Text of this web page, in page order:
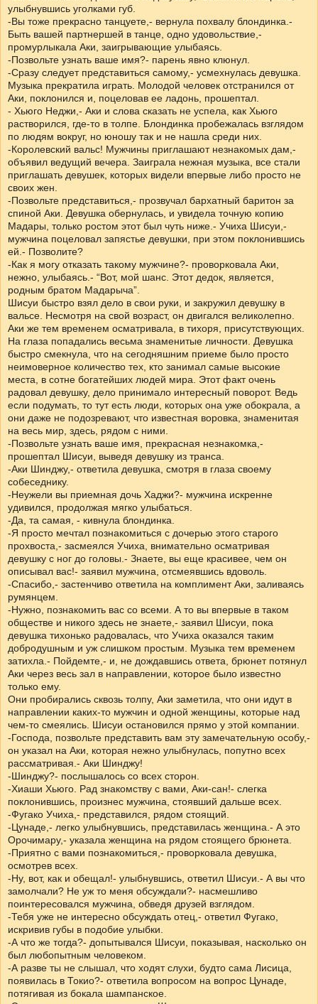
улыбнувшись уголками губ.
-Вы тоже прекрасно танцуете,- вернула похвалу блондинка.-
Быть вашей партнершей в танце, одно удовольствие,-
промурлыкала Аки, заигрывающие улыбаясь.
-Позвольте узнать ваше имя?- парень явно клюнул.
-Сразу следует представиться самому,- усмехнулась девушка.
Музыка прекратила играть. Молодой человек отстранился от
Аки, поклонился и, поцеловав ее ладонь, прошептал.
- Хьюго Неджи,- Аки и слова сказать не успела, как Хьюго
растворился, где-то в толпе. Блондинка пробежалась взглядом
по людям вокруг, но юношу так и не нашла среди них.
-Королевский вальс! Мужчины приглашают незнакомых дам,-
объявил ведущий вечера. Заиграла нежная музыка, все стали
приглашать девушек, которых видели впервые либо просто не
своих жен.
-Позвольте представиться,- прозвучал бархатный баритон за
спиной Аки. Девушка обернулась, и увидела точную копию
Мадары, только ростом этот был чуть ниже.- Учиха Шисуи,-
мужчина поцеловал запястье девушки, при этом поклонившись
ей.- Позволите?
-Как я могу отказать такому мужчине?- проворковала Аки,
нежно, улыбаясь.- “Вот, мой шанс. Этот дедок, является,
родным братом Мадарыча”.
Шисуи быстро взял дело в свои руки, и закружил девушку в
вальсе. Несмотря на свой возраст, он двигался великолепно.
Аки же тем временем осматривала, в тихоря, присутствующих.
На глаза попадались весьма знаменитые личности. Девушка
быстро смекнула, что на сегодняшним приеме было просто
неимоверное количество тех, кто занимал самые высокие
места, в сотне богатейших людей мира. Этот факт очень
радовал девушку, дело принимало интересный поворот. Ведь
если подумать, то тут есть люди, которых она уже обокрала, а
они даже не подозревают, что известная воровка, знаменитая
на весь мир, здесь, рядом с ними.
-Позвольте узнать ваше имя, прекрасная незнакомка,-
прошептал Шисуи, выведя девушку из транса.
-Аки Шинджу,- ответила девушка, смотря в глаза своему
собеседнику.
-Неужели вы приемная дочь Хаджи?- мужчина искренне
удивился, продолжая мягко улыбаться.
-Да, та самая, - кивнула блондинка.
-Я просто мечтал познакомиться с дочерью этого старого
прохвоста,- засмеялся Учиха, внимательно осматривая
девушку с ног до головы.- Знаете, вы еще красивее, чем он
описывал вас!- заявил мужчина, отсмеявшись вдоволь.
-Спасибо,- застенчиво ответила на комплимент Аки, заливаясь
румянцем.
-Нужно, познакомить вас со всеми. А то вы впервые в таком
обществе и никого здесь не знаете,- заявил Шисуи, пока
девушка тихонько радовалась, что Учиха оказался таким
добродушным и уж слишком простым. Музыка тем временем
затихла.- Пойдемте,- и, не дождавшись ответа, брюнет потянул
Аки через весь зал в направлении, которое было известно
только ему.
Они пробирались сквозь толпу, Аки заметила, что они идут в
направлении каких-то мужчин и одной женщины, которые над
чем-то смеялись. Шисуи остановился прямо у этой компании.
-Господа, позвольте представить вам эту замечательную особу,-
он указал на Аки, которая нежно улыбнулась, попутно всех
рассматривая.- Аки Шинджу!
-Шинджу?- послышалось со всех сторон.
-Хиаши Хьюго. Рад знакомству с вами, Аки-сан!- слегка
поклонившись, произнес мужчина, стоявший дальше всех.
-Фугако Учиха,- представился, рядом стоящий.
-Цунаде,- легко улыбнувшись, представилась женщина.- А это
Орочимару,- указала женщина на рядом стоящего брюнета.
-Приятно с вами познакомиться,- проворковала девушка,
осмотрев всех.
-Ну, вот, как и обещал!- улыбнувшись, ответил Шисуи.- А вы что
замолчали? Не уж то меня обсуждали?- насмешливо
поинтересовался мужчина, обведя друзей взглядом.
-Тебя уже не интересно обсуждать отец,- ответил Фугако,
искривив губы в подобие улыбки.
-А что же тогда?- допытывался Шисуи, показывая, насколько он
был любопытным человеком.
-А разве ты не слышал, что ходят слухи, будто сама Лисица,
появилась в Токио?- ответила вопросом на вопрос Цунаде,
потягивая из бокала шампанское.